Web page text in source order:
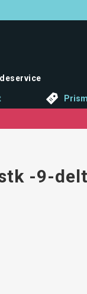
-9-